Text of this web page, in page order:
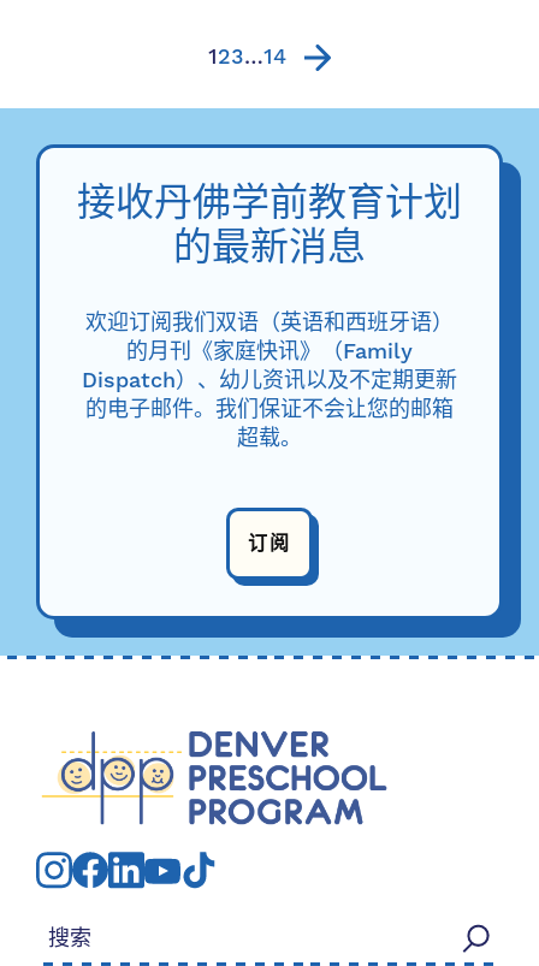
123…14
接收丹佛学前教育计划
的最新消息
欢迎订阅我们双语（英语和西班牙语）
的月刊《家庭快讯》（Family
Dispatch）、幼儿资讯以及不定期更新
的电子邮件。我们保证不会让您的邮箱
超载。
订阅
搜索：